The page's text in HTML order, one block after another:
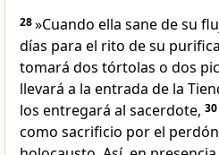
28»Cuando ella sane de su
días para el rito de su
tomará dos tórtolas o dos
llevará a la entrada de la
los entregará al sacerdote, 30
como sacrificio por el